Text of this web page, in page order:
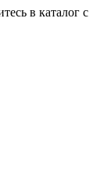
в каталог с